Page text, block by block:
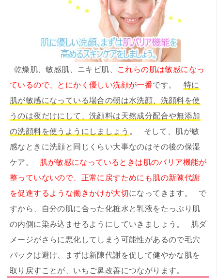
乾燥肌、敏感肌、ニキビ肌、
これらの肌は敏感になっ
ているので、とにかく優しい洗顔が一番です。 特に
肌が敏感になっている場合の朝は水洗顔、洗顔料を使
うのは夜だけにして、洗顔料は天然成分配合や無添加
の洗顔料を使うようにしましょう 。 そして、肌が敏
感なときに洗顔と同じくらい大事なのはその後の保湿
ケア。 肌が敏感になっているときは肌のバリア機能が
整っていないので、正常に戻すためにも肌の新陳代謝
を促進するような働きかけが大切になってきます。 で
すから、自分の肌に合った化粧水と乳液をたっぷり肌
の内側に染み込ませるようにしていきましょう。 肌ダ
メージがさらに悪化してしまう可能性があるので毛穴
パックは避け、まずは新陳代謝を促して健やかな肌を
取り戻すことが、いちご鼻改善につながります。